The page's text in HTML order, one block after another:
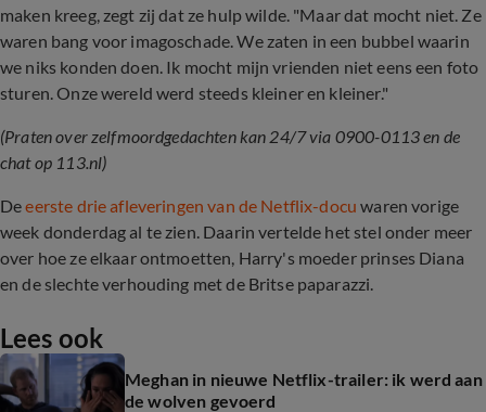
maken kreeg, zegt zij dat ze hulp wilde. "Maar dat mocht niet. Ze
waren bang voor imagoschade. We zaten in een bubbel waarin
we niks konden doen. Ik mocht mijn vrienden niet eens een foto
sturen. Onze wereld werd steeds kleiner en kleiner."
(Praten over zelfmoordgedachten kan 24/7 via 0900-0113 en de
chat op 113.nl)
Deeerste drie afleveringen van de Netflix-docuwaren vorige
week donderdag al te zien. Daarin vertelde het stel onder meer
over hoe ze elkaar ontmoetten, Harry's moeder prinses Diana
en de slechte verhouding met de Britse paparazzi.
Lees ook
Meghan in nieuwe Netflix-trailer: ik werd aan
de wolven gevoerd